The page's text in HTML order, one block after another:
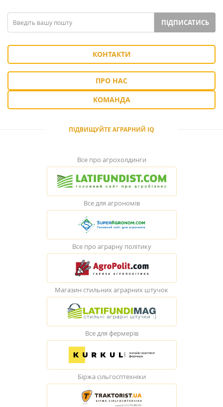
ПІДПИСАТИСЬ
КОНТАКТИ
ПРО НАС
КОМАНДА
ПІДВИЩУЙТЕ АГРАРНИЙ IQ
Все про агрохолдинги
Все для агрономів
Все про аграрну політику
Магазин стильних аграрних штучок
Все для фермерів
Біржа сільгосптехніки